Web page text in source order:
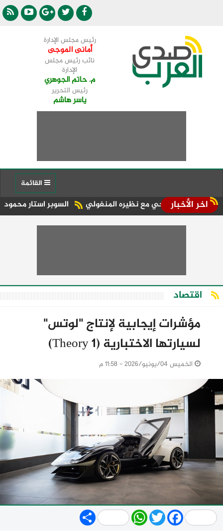
رئيس مجلس الإدارة
أمانى الموجى
نائب رئيس مجلس
الإدارة
م. حاتم الجوهري
رئيس التحرير
ياسر هاشم
اخر الأخبار السوبر استار محمود الدالي مع نظيره المنغولي
اقتصاد
مؤشرات إيجابية لإنتاج "لوتس"
لسيارتها الاختبارية (Theory 1)
الخميس 04/يونيو/2026 - 11:58 م
Share WhatsApp
TwitterFacebook